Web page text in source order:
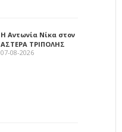
Η Αντωνία Νίκα στον
ΑΣΤΕΡΑ ΤΡΙΠΟΛΗΣ
07-08-2026